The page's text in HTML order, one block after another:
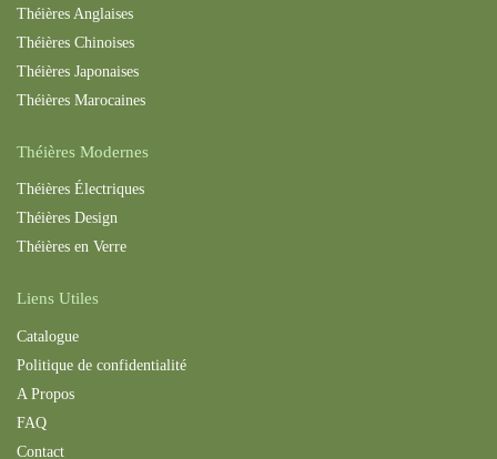
Théières Anglaises
Théières Chinoises
Théières Japonaises
Théières Marocaines
Théières Modernes
Théières Électriques
Théières Design
Théières en Verre
Liens Utiles
Catalogue
Politique de confidentialité
A Propos
FAQ
Contact